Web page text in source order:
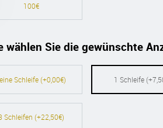
100€
wählen Sie die gewünschte
Schleife (+0,00€) 1 Schleife
Schleifen (+22,50€)